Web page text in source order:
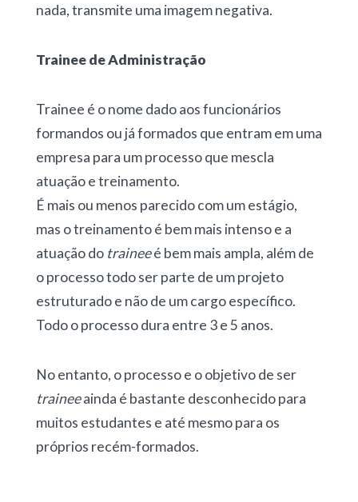
nada, transmite uma imagem negativa.
Trainee de Administração
Trainee é o nome dado aos funcionários
formandos ou já formados que entram em uma
empresa para um processo que mescla
atuação e treinamento.
É mais ou menos parecido com um estágio,
mas o treinamento é bem mais intenso e a
atuação do traineeé bem mais ampla, além de
o processo todo ser parte de um projeto
estruturado e não de um cargo específico.
Todo o processo dura entre 3 e 5 anos.
No entanto, o processo e o objetivo de ser
traineeainda é bastante desconhecido para
muitos estudantes e até mesmo para os
próprios recém-formados.